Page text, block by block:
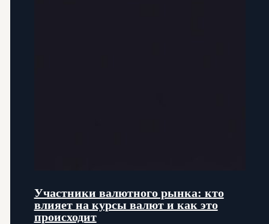
Участники валютного рынка: кто
влияет на курсы валют и как это
происходит